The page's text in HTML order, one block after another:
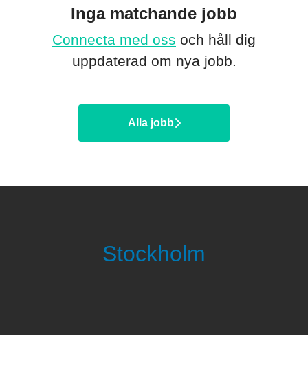
Inga matchande jobb
Connecta med oss och håll dig
uppdaterad om nya jobb.
Alla jobb
Stockholm